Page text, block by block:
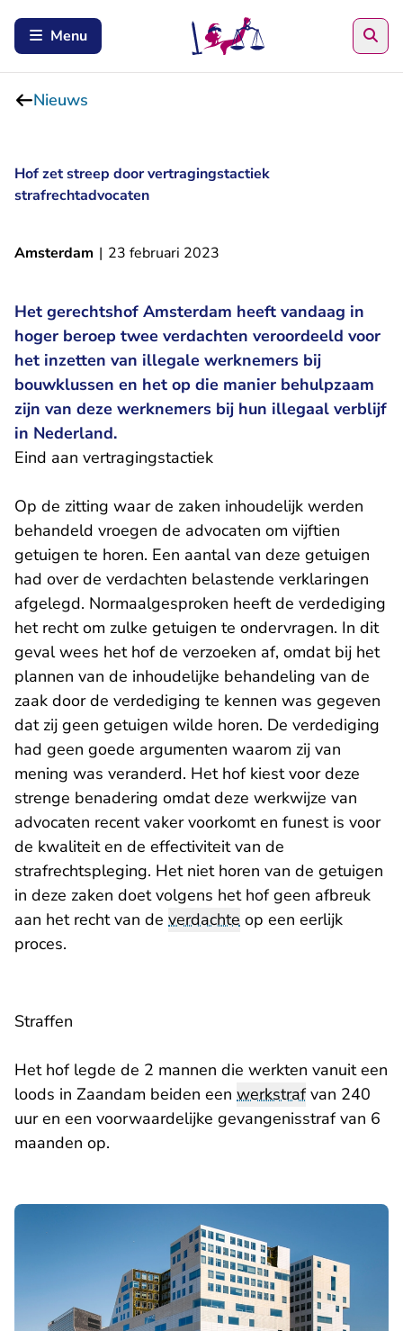
Menu
Nieuws
Hof zet streep door vertragingstactiek
strafrechtadvocaten
Amsterdam | 23 februari 2023
Het gerechtshof Amsterdam heeft vandaag in
hoger beroep twee verdachten veroordeeld voor
het inzetten van illegale werknemers bij
bouwklussen en het op die manier behulpzaam
zijn van deze werknemers bij hun illegaal verblijf
in Nederland.
Eind aan vertragingstactiek
Op de zitting waar de zaken inhoudelijk werden
behandeld vroegen de advocaten om vijftien
getuigen te horen. Een aantal van deze getuigen
had over de verdachten belastende verklaringen
afgelegd. Normaalgesproken heeft de verdediging
het recht om zulke getuigen te ondervragen. In dit
geval wees het hof de verzoeken af, omdat bij het
plannen van de inhoudelijke behandeling van de
zaak door de verdediging te kennen was gegeven
dat zij geen getuigen wilde horen. De verdediging
had geen goede argumenten waarom zij van
mening was veranderd. Het hof kiest voor deze
strenge benadering omdat deze werkwijze van
advocaten recent vaker voorkomt en funest is voor
de kwaliteit en de effectiviteit van de
strafrechtspleging. Het niet horen van de getuigen
in deze zaken doet volgens het hof geen afbreuk
aan het recht van de verdachte op een eerlijk
proces.
Straffen
Het hof legde de 2 mannen die werkten vanuit een
loods in Zaandam beiden een werkstrafvan 240
uur en een voorwaardelijke gevangenisstraf van 6
maanden op.